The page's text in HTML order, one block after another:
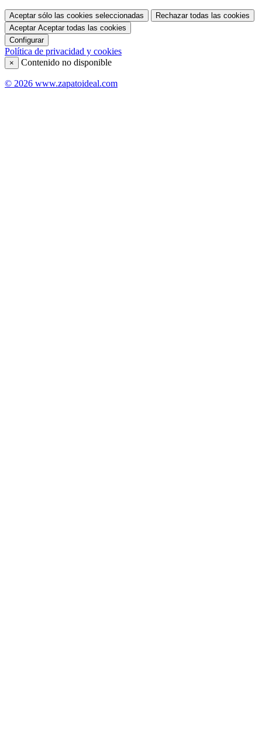
Aceptar sólo las cookies seleccionadas
Rechazar todas las cookies
Aceptar Aceptar todas las cookies
Configurar
Política de privacidad y cookies
× Contenido no disponible
© 2026 www.zapatoideal.com